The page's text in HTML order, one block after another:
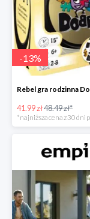
-13%
41.99 zł48.49 zł*